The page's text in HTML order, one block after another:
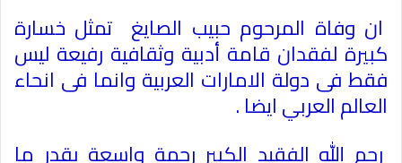
ان وفاة المرحوم حبيب الصايغ تمثل خسارة
كبيرة لفقدان قامة أدبية وثقافية رفيعة ليس
فقط فى دولة الامارات العربية وانما فى انحاء
العالم العربي ايضا .
رحم الله الفقيد الكبير رحمة واسعة بقدر ما